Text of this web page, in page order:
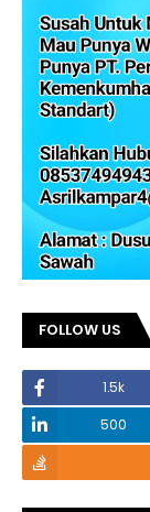
FOLLOW US
1.5k
500